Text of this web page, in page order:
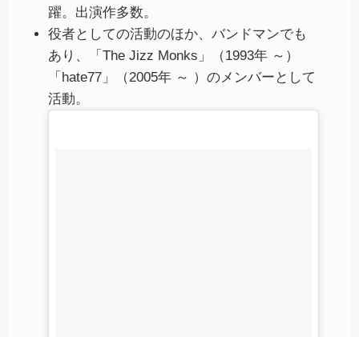
躍。出演作多数。
役者としての活動のほか、バンドマンでも
あり、「The Jizz Monks」（1993年 ～）
「hate77」（2005年 ～ ）のメンバーとして
活動。